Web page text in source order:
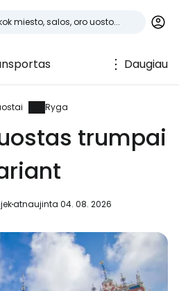
Daugiau
Ryga
trumpai
atnaujinta 04. 08. 2026
prie
bendruomenė
su Facebook